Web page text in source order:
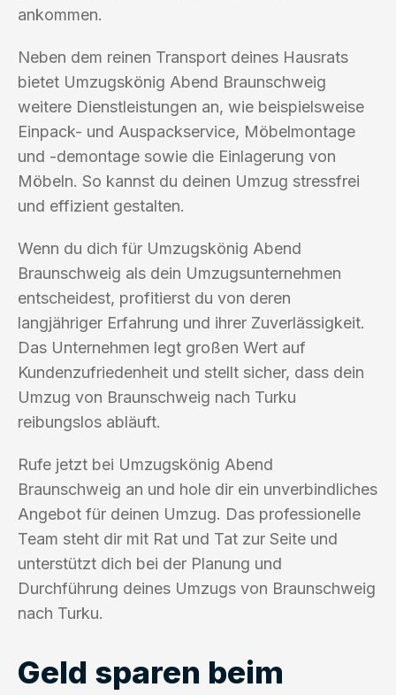
ankommen.
Neben dem reinen Transport deines Hausrats
bietet Umzugskönig Abend Braunschweig
weitere Dienstleistungen an, wie beispielsweise
Einpack- und Auspackservice, Möbelmontage
und -demontage sowie die Einlagerung von
Möbeln. So kannst du deinen Umzug stressfrei
und effizient gestalten.
Wenn du dich für Umzugskönig Abend
Braunschweig als dein Umzugsunternehmen
entscheidest, profitierst du von deren
langjähriger Erfahrung und ihrer Zuverlässigkeit.
Das Unternehmen legt großen Wert auf
Kundenzufriedenheit und stellt sicher, dass dein
Umzug von Braunschweig nach Turku
reibungslos abläuft.
Rufe jetzt bei Umzugskönig Abend
Braunschweig an und hole dir ein unverbindliches
Angebot für deinen Umzug. Das professionelle
Team steht dir mit Rat und Tat zur Seite und
unterstützt dich bei der Planung und
Durchführung deines Umzugs von Braunschweig
nach Turku.
Geld sparen beim